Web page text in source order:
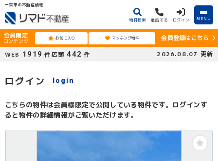
一宮市の不動産情報
物件検索 電話する ログイン MENU
会員限定
コンテンツ お気に入り マッチング物件
会員登録はこちら
WEB 1919 件 店頭 442 件 2026.08.07 更新
ログイン login
こちらの物件は会員様限定で公開している物件です。ログインす
ると物件の詳細情報がご覧いただけます。